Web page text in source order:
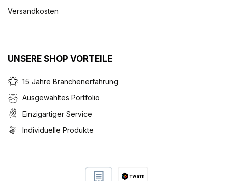
Versandkosten
UNSERE SHOP VORTEILE
15 Jahre Branchenerfahrung
Ausgewähltes Portfolio
Einzigartiger Service
Individuelle Produkte